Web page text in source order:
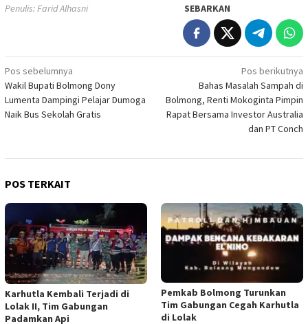
Penulis: Farid Alhasni SEBARKAN
Navigasi
pos
Pos sebelumnya
Wakil Bupati Bolmong Dony
Lumenta Dampingi Pelajar Dumoga
Naik Bus Sekolah Gratis
Pos berikutnya
Bahas Masalah Sampah di
Bolmong, Renti Mokoginta Pimpin
Rapat Bersama Investor Australia
dan PT Conch
POS TERKAIT
Karhutla Kembali Terjadi di
Lolak II, Tim Gabungan
Padamkan Api
Pemkab Bolmong Turunkan
Tim Gabungan Cegah Karhutla
di Lolak